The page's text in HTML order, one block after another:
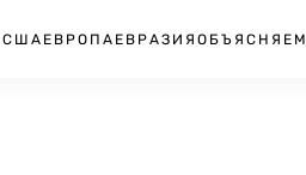
США ЕВРОПА ЕВРАЗИЯ ОБЪЯСНЯЕМ